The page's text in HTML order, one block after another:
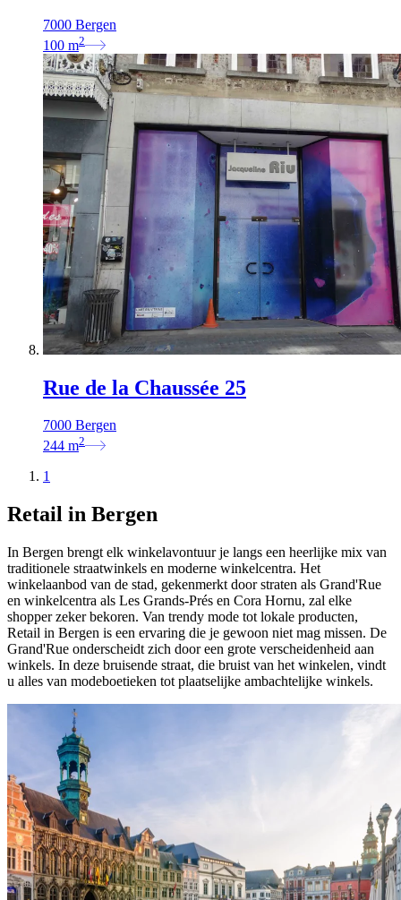
7000 Bergen
100 m2
Rue de la Chaussée 25
7000 Bergen
244 m2
1
Retail in Bergen
In Bergen brengt elk winkelavontuur je langs een heerlijke mix van
traditionele straatwinkels en moderne winkelcentra. Het
winkelaanbod van de stad, gekenmerkt door straten als Grand'Rue
en winkelcentra als Les Grands-Prés en Cora Hornu, zal elke
shopper zeker bekoren. Van trendy mode tot lokale producten,
Retail in Bergen is een ervaring die je gewoon niet mag missen. De
Grand'Rue onderscheidt zich door een grote verscheidenheid aan
winkels. In deze bruisende straat, die bruist van het winkelen, vindt
u alles van modeboetieken tot plaatselijke ambachtelijke winkels.